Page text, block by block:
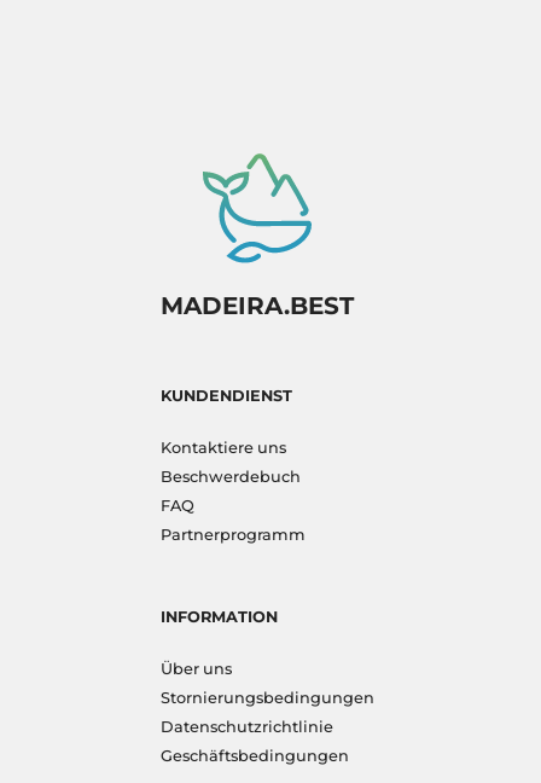
MADEIRA.BEST
KUNDENDIENST
Kontaktiere uns
Beschwerdebuch
FAQ
Partnerprogramm
INFORMATION
Über uns
Stornierungsbedingungen
Datenschutzrichtlinie
Geschäftsbedingungen